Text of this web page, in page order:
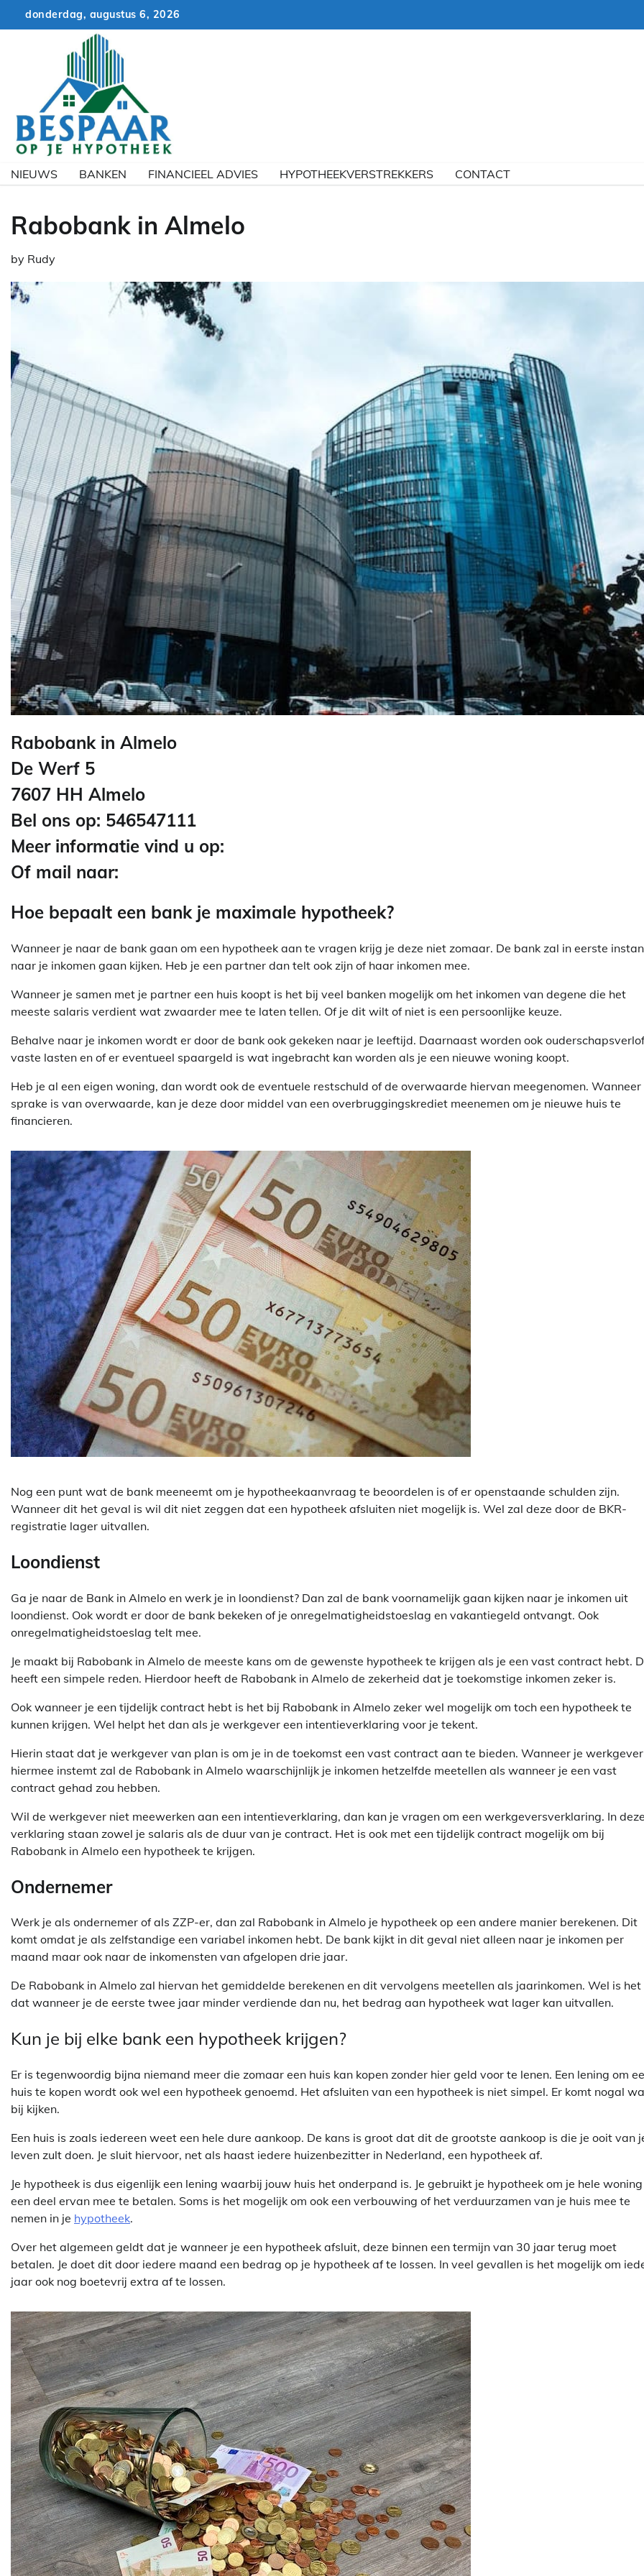
donderdag, augustus 6, 2026
NIEUWS BANKEN FINANCIEEL ADVIES HYPOTHEEKVERSTREKKERS CONTACT
Rabobank in Almelo
by Rudy
Rabobank in Almelo
De Werf 5
7607 HH Almelo
Bel ons op: 546547111
Meer informatie vind u op:
Of mail naar:
Hoe bepaalt een bank je maximale hypotheek?
Wanneer je naar de bank gaan om een hypotheek aan te vragen krijg je deze niet zomaar. De bank zal in eerste
naar je inkomen gaan kijken. Heb je een partner dan telt ook zijn of haar inkomen mee.
Wanneer je samen met je partner een huis koopt is het bij veel banken mogelijk om het inkomen van degene die het
meeste salaris verdient wat zwaarder mee te laten tellen. Of je dit wilt of niet is een persoonlijke keuze.
Behalve naar je inkomen wordt er door de bank ook gekeken naar je leeftijd. Daarnaast worden ook
vaste lasten en of er eventueel spaargeld is wat ingebracht kan worden als je een nieuwe woning koopt.
Heb je al een eigen woning, dan wordt ook de eventuele restschuld of de overwaarde hiervan meegenomen. Wanneer
sprake is van overwaarde, kan je deze door middel van een overbruggingskrediet meenemen om je nieuwe huis te
financieren.
Nog een punt wat de bank meeneemt om je hypotheekaanvraag te beoordelen is of er openstaande schulden zijn.
Wanneer dit het geval is wil dit niet zeggen dat een hypotheek afsluiten niet mogelijk is. Wel zal deze door de BKR-
registratie lager uitvallen.
Loondienst
Ga je naar de Bank in Almelo en werk je in loondienst? Dan zal de bank voornamelijk gaan kijken naar je inkomen uit
loondienst. Ook wordt er door de bank bekeken of je onregelmatigheidstoeslag en vakantiegeld ontvangt. Ook
onregelmatigheidstoeslag telt mee.
Je maakt bij Rabobank in Almelo de meeste kans om de gewenste hypotheek te krijgen als je een vast contract hebt.
heeft een simpele reden. Hierdoor heeft de Rabobank in Almelo de zekerheid dat je toekomstige inkomen zeker is.
Ook wanneer je een tijdelijk contract hebt is het bij Rabobank in Almelo zeker wel mogelijk om toch een hypotheek te
kunnen krijgen. Wel helpt het dan als je werkgever een intentieverklaring voor je tekent.
Hierin staat dat je werkgever van plan is om je in de toekomst een vast contract aan te bieden. Wanneer je werkgever
hiermee instemt zal de Rabobank in Almelo waarschijnlijk je inkomen hetzelfde meetellen als wanneer je een vast
contract gehad zou hebben.
Wil de werkgever niet meewerken aan een intentieverklaring, dan kan je vragen om een werkgeversverklaring. In
verklaring staan zowel je salaris als de duur van je contract. Het is ook met een tijdelijk contract mogelijk om bij
Rabobank in Almelo een hypotheek te krijgen.
Ondernemer
Werk je als ondernemer of als ZZP-er, dan zal Rabobank in Almelo je hypotheek op een andere manier berekenen. Dit
komt omdat je als zelfstandige een variabel inkomen hebt. De bank kijkt in dit geval niet alleen naar je inkomen per
maand maar ook naar de inkomensten van afgelopen drie jaar.
De Rabobank in Almelo zal hiervan het gemiddelde berekenen en dit vervolgens meetellen als jaarinkomen. Wel is het
dat wanneer je de eerste twee jaar minder verdiende dan nu, het bedrag aan hypotheek wat lager kan uitvallen.
Kun je bij elke bank een hypotheek krijgen?
Er is tegenwoordig bijna niemand meer die zomaar een huis kan kopen zonder hier geld voor te lenen. Een lening om
huis te kopen wordt ook wel een hypotheek genoemd. Het afsluiten van een hypotheek is niet simpel. Er komt nogal
bij kijken.
Een huis is zoals iedereen weet een hele dure aankoop. De kans is groot dat dit de grootste aankoop is die je ooit van
leven zult doen. Je sluit hiervoor, net als haast iedere huizenbezitter in Nederland, een hypotheek af.
Je hypotheek is dus eigenlijk een lening waarbij jouw huis het onderpand is. Je gebruikt je hypotheek om je hele
een deel ervan mee te betalen. Soms is het mogelijk om ook een verbouwing of het verduurzamen van je huis mee te
nemen in je hypotheek.
Over het algemeen geldt dat je wanneer je een hypotheek afsluit, deze binnen een termijn van 30 jaar terug moet
betalen. Je doet dit door iedere maand een bedrag op je hypotheek af te lossen. In veel gevallen is het mogelijk om
jaar ook nog boetevrij extra af te lossen.